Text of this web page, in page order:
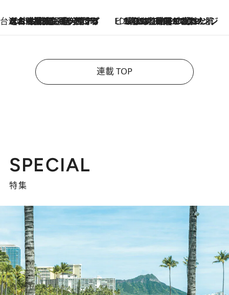
台湾ぶらぶら食べ歩き
2026.8.4
【台湾夏旅】買い物するなら“台湾の原宿”西門町へ！ お土産も自分用アイテムも揃うショッピングスポット8選 ビューティいいもの集め EDITORS' BEST
2026.8.3
“落とす”時間が“癒やし”に。THREEのクレンジングは、酷暑で疲れた肌も心も整えてくれる！
連載 TOP
SPECIAL
特集